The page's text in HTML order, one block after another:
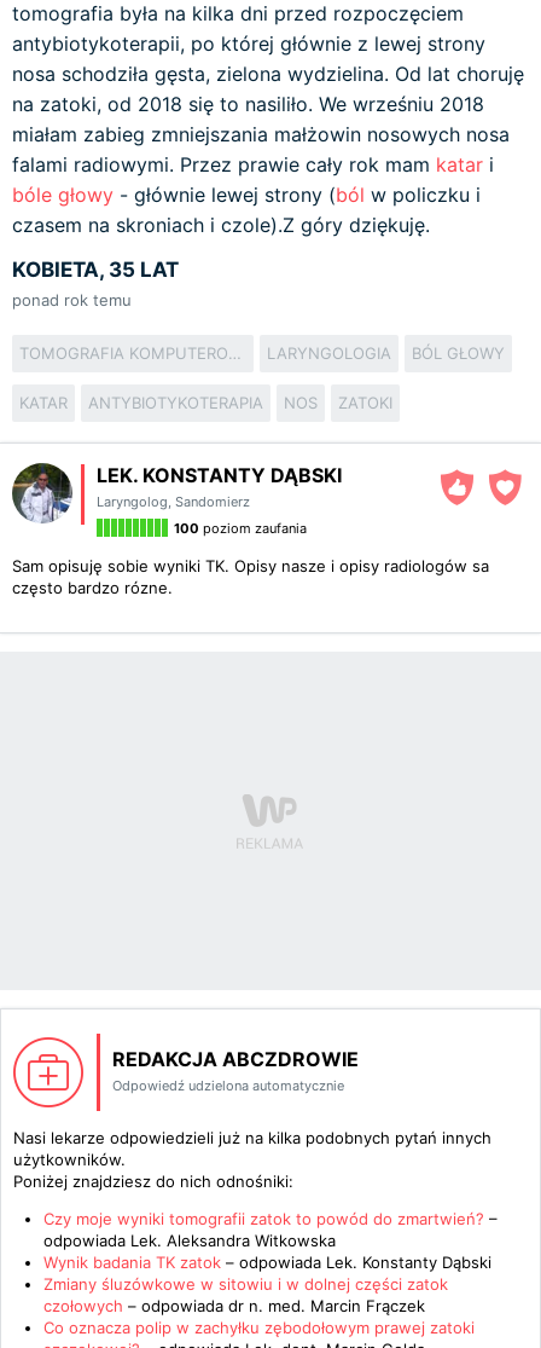
tomografia była na kilka dni przed rozpoczęciem
antybiotykoterapii, po której głównie z lewej strony
nosa schodziła gęsta, zielona wydzielina. Od lat choruję
na zatoki, od 2018 się to nasiliło. We wrześniu 2018
miałam zabieg zmniejszania małżowin nosowych nosa
falami radiowymi. Przez prawie cały rok mam katar i
bóle głowy - głównie lewej strony (ból w policzku i
czasem na skroniach i czole).Z góry dziękuję.
KOBIETA, 35 LAT
ponad rok temu
TOMOGRAFIA KOMPUTEROWA LARYNGOLOGIA BÓL GŁOWY
KATAR ANTYBIOTYKOTERAPIA NOS ZATOKI
LEK. KONSTANTY DĄBSKI
Laryngolog, Sandomierz
100 poziom zaufania
Sam opisuję sobie wyniki TK. Opisy nasze i opisy radiologów sa
często bardzo rózne.
REDAKCJA ABCZDROWIE
Odpowiedź udzielona automatycznie
Nasi lekarze odpowiedzieli już na kilka podobnych pytań innych
użytkowników.
Poniżej znajdziesz do nich odnośniki:
Czy moje wyniki tomografii zatok to powód do zmartwień? –
odpowiada Lek. Aleksandra Witkowska
Wynik badania TK zatok – odpowiada Lek. Konstanty Dąbski
Zmiany śluzówkowe w sitowiu i w dolnej części zatok
czołowych – odpowiada dr n. med. Marcin Frączek
Co oznacza polip w zachyłku zębodołowym prawej zatoki